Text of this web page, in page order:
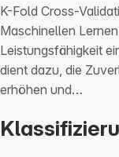
K-Fold Cross-
Maschinellen
Leistungsfähigkeit
dient dazu, die
erhöhen und…